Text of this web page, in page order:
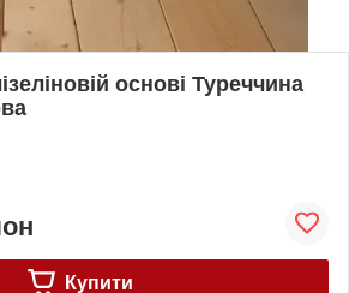
основі Туреччина
Купити